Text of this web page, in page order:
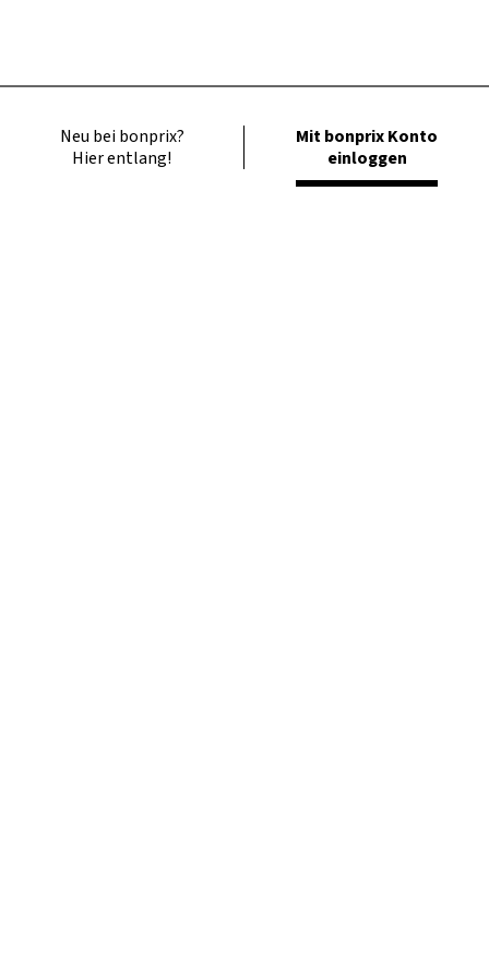
Neu bei bonprix?
Hier entlang!
Mit bonprix Konto
einloggen